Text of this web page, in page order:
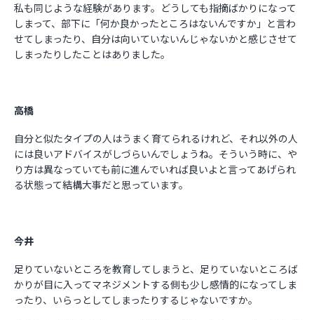
私も同じような経験があります。どうしても指摘ばかりになって
しまって、部下に「何か良かったところはないんですか」と言わ
せてしまったり、自分は向いていないんじゃないかと感じさせて
しまったりしたことはありました。
高橋
自分と似たタイプの人はうまく育てられるけれど、それ以外の人
には良いアドバイスがしづらいんでしょうね。そういう時に、や
り方は異なっていても前に進んでいれば良いよと言ってあげられ
る状態って結構大事だと思っています。
今井
足りていないところを教育してしまうと、足りていないところば
かりが目に入ってマネジメントする側も少し感情的になってしま
ったり、いらっとしてしまったりするじゃないですか。